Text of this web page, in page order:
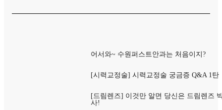
어서와~ 수원퍼스트안과는 처음이지?
[시력교정술] 시력교정술 궁금증 Q&A 1탄
[드림렌즈] 이것만 알면 당신은 드림렌즈
사!